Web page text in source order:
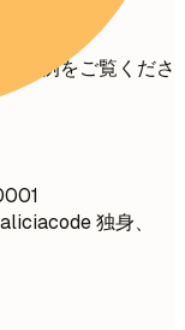
な例をご覧くださ
独身、